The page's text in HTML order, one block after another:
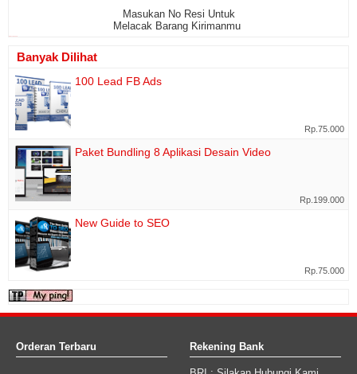
Masukan No Resi Untuk
Melacak Barang Kirimanmu
Banyak Dilihat
100 Lead FB Ads
Rp.75.000
Paket Bundling 8 Aplikasi Desain Video
Rp.199.000
New Guide to SEO
Rp.75.000
Orderan Terbaru Rekening Bank